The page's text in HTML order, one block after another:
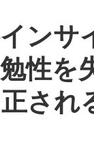
ンサ
勉性を
され